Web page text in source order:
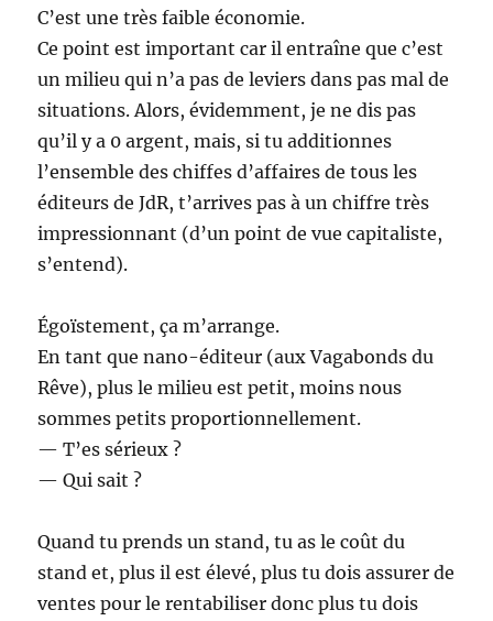
C’est une très faible économie.
Ce point est important car il entraîne que c’est
un milieu qui n’a pas de leviers dans pas mal de
situations. Alors, évidemment, je ne dis pas
qu’il y a 0 argent, mais, si tu additionnes
l’ensemble des chiffes d’affaires de tous les
éditeurs de JdR, t’arrives pas à un chiffre très
impressionnant (d’un point de vue capitaliste,
s’entend).
Égoïstement, ça m’arrange.
En tant que nano-éditeur (aux Vagabonds du
Rêve), plus le milieu est petit, moins nous
sommes petits proportionnellement.
— T’es sérieux ?
— Qui sait ?
Quand tu prends un stand, tu as le coût du
stand et, plus il est élevé, plus tu dois assurer de
ventes pour le rentabiliser donc plus tu dois